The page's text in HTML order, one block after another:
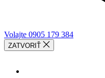
Volajte 0905 179 384
ZATVORIŤ